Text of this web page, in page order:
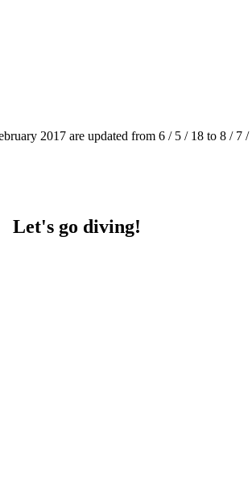
2017 are updated from 6 / 5 / 18 to 8 /
Let's go diving!